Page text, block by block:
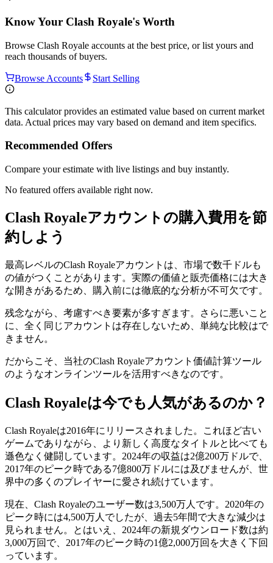
Know Your Clash Royale's Worth
Browse Clash Royale accounts at the best price, or list yours and
reach thousands of buyers.
Browse Accounts Start Selling
This calculator provides an estimated value based on current market
data. Actual prices may vary based on demand and item specifics.
Recommended Offers
Compare your estimate with live listings and buy instantly.
No featured offers available right now.
Clash Royaleアカウントの購入費用を節
約しよう
最高レベルのClash Royaleアカウントは、市場で数千ドルも
の値がつくことがあります。実際の価値と販売価格には大き
な開きがあるため、購入前には徹底的な分析が不可欠です。
残念ながら、考慮すべき要素が多すぎます。さらに悪いこと
に、全く同じアカウントは存在しないため、単純な比較はで
きません。
だからこそ、当社のClash Royaleアカウント価値計算ツール
のようなオンラインツールを活用すべきなのです。
Clash Royaleは今でも人気があるのか？
Clash Royaleは2016年にリリースされました。これほど古い
ゲームでありながら、より新しく高度なタイトルと比べても
遜色なく健闘しています。2024年の収益は2億200万ドルで、
2017年のピーク時である7億800万ドルには及びませんが、世
界中の多くのプレイヤーに愛され続けています。
現在、Clash Royaleのユーザー数は3,500万人です。2020年の
ピーク時には4,500万人でしたが、過去5年間で大きな減少は
見られません。とはいえ、2024年の新規ダウンロード数は約
3,000万回で、2017年のピーク時の1億2,000万回を大きく下回
っています。